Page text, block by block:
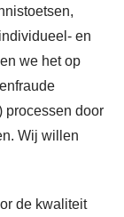
en
we het op
processen door
Wij willen
de kwaliteit